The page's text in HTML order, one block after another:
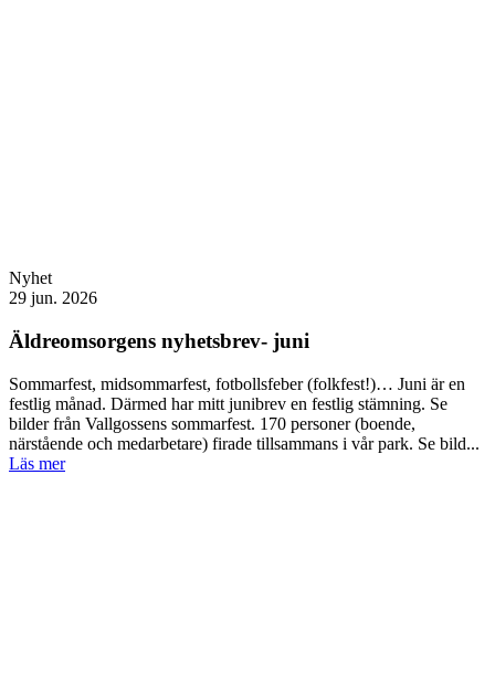
Nyhet
29 jun. 2026
Äldreomsorgens nyhetsbrev- juni
Sommarfest, midsommarfest, fotbollsfeber (folkfest!)… Juni är en
festlig månad. Därmed har mitt junibrev en festlig stämning. Se
bilder från Vallgossens sommarfest. 170 personer (boende,
närstående och medarbetare) firade tillsammans i vår park. Se bild...
Läs mer